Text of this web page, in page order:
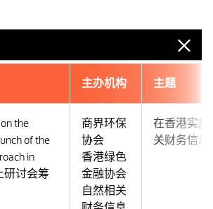
主办机构 主题
the
of the
in
研讨会筹
商界环保
协会
香港绿色
金融协会
自然相关
在香港实施
关财务信息